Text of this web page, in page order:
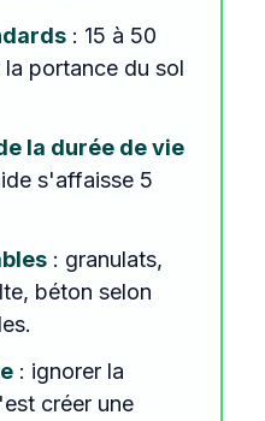
: 15 à 50
portance du sol
la durée de vie
s'affaisse 5
: granulats,
béton selon
: ignorer la
créer une